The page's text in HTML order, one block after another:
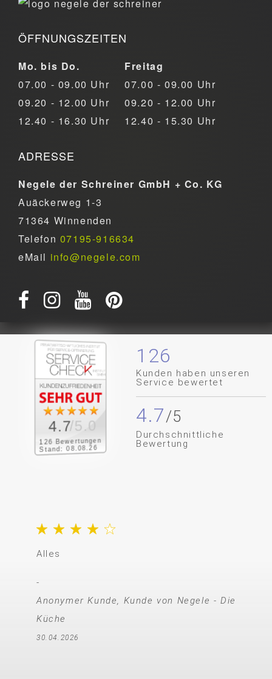
ÖFFNUNGSZEITEN
Mo. bis Do.
07.00 - 09.00 Uhr
09.20 - 12.00 Uhr
12.40 - 16.30 Uhr
Freitag
07.00 - 09.00 Uhr
09.20 - 12.00 Uhr
12.40 - 15.30 Uhr
ADRESSE
Negele der Schreiner GmbH + Co. KG
Auäckerweg 1-3
71364 Winnenden
Telefon 07195-916634
eMail info@negele.com
126 Bewertungen
Stand: 08.08.26
4.7/5.0
126
Kunden haben unseren
Service bewertet
4.7
Durchschnittliche
Bewertung
Alles
Anonymer Kunde, Kunde von Negele - Die
Küche
30.04.2026